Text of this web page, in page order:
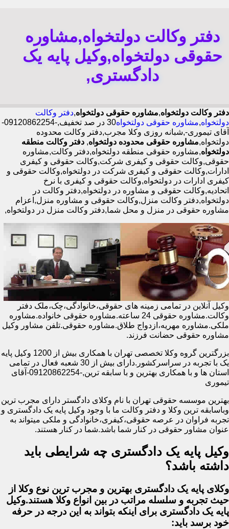
دفتر وکالت دولتخواه,مشاوره
حقوقی دولتخواه,وکیل پایه یک
دادگستری,
دفتر وکالت دولتخواه,مشاوره حقوقی دولتخواه,دفتر وکالت
دولتخواه,مشاوره حقوقی دولتخواه
30 در صد تخفیف,-09120862254-
آقای تیموری-,شبانه روزی وکلا مجرب,دفتر وکالت محدوده
دولتخواه,مشاوره حقوقی محدوده دولتخواه, دفتر وکالت منطقه
دولتخواه,مشاوره حقوقی منطقه دولتخواه,دفتر وکالت,مشاوره
حقوقی,وکالت حقوقی و کیفری شرکت,وکالت حقوقی و کیفری
ادارات,وکالت حقوقی و کیفری شرکت در دولتخواه,وکالت حقوقی و
کیفری ادارات در دولتخواه,وکالت حقوقی و کیفری با نرخ
اتحادیه,وکالت حقوقی و مشاوره در دولتخواه,دفتر وکالت در
دولتخواه,دفتر وکالت منزل,وکالت حقوقی و مشاوره منزل,اعزام
مشاوره حقوقی در منزل و محل شما,دفتر وکالت منزل در دولتخواه,
وکیل آنلاین در تمامی زمینه های حقوقی،خانوادگی،چک،ملک دفتر
وکالت.مشاوره حقوقی 24 ساعته.مشاوره حقوقی خانواده.مشاوره
ملکی.مشاوره مهریه،ازدواج طلاق.مشاوره حقوقی.تلفن مشاور وکیل
مشاوره حقوقی حضانت فرزند.
بزرگترین گروه وکلا تخصصی تهران با همکاری بیش از 1200 وکیل پایه
یک با تجربه در سراسرکشور.دارای بیش از 30 شعبه فعال در تمامی
استان ها و با همکاری بهترین و با سابقه ترین,-09120862254-آقای
تیموری
بهترین موسسه حقوقی تهران با نام وکلای دادگستر دارای مجرب ترین
وباسابقه ترین وکلا و دفتر وکالت ما با وجود وکیل پایه یک دادگستری و
تجربه فراوان در عرصه حقوقی،کیفری،خانوادگی و ملکی میتواند به
عنوان مشاور حقوقی در کنار شما باشد.شما در کنار هستند.
وکیل پایه یک دادگستری چه شرایطی باید
داشته باشد؟
وکلای پایه یک دادگستری بهترین و مجرب ترین نوع وکلا از
حیث تجربه و سلسله مراتب در بین انواع وکلا هستند.وکیل
پایه یک دادگستری برای اینکه بتواند به این درجه در حرفه
خود برسد باید: